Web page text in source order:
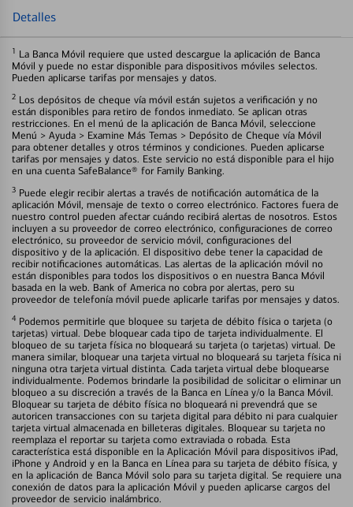
Detalles
1 La Banca Móvil requiere que usted descargue la aplicación de Banca
Móvil y puede no estar disponible para dispositivos móviles selectos.
Pueden aplicarse tarifas por mensajes y datos.
2 Los depósitos de cheque vía móvil están sujetos a verificación y no
están disponibles para retiro de fondos inmediato. Se aplican otras
restricciones. En el menú de la aplicación de Banca Móvil, seleccione
Menú > Ayuda > Examine Más Temas > Depósito de Cheque vía Móvil
para obtener detalles y otros términos y condiciones. Pueden aplicarse
tarifas por mensajes y datos. Este servicio no está disponible para el hijo
en una cuenta SafeBalance® for Family Banking.
3 Puede elegir recibir alertas a través de notificación automática de la
aplicación Móvil, mensaje de texto o correo electrónico. Factores fuera de
nuestro control pueden afectar cuándo recibirá alertas de nosotros. Estos
incluyen a su proveedor de correo electrónico, configuraciones de correo
electrónico, su proveedor de servicio móvil, configuraciones del
dispositivo y de la aplicación. El dispositivo debe tener la capacidad de
recibir notificaciones automáticas. Las alertas de la aplicación móvil no
están disponibles para todos los dispositivos o en nuestra Banca Móvil
basada en la web. Bank of America no cobra por alertas, pero su
proveedor de telefonía móvil puede aplicarle tarifas por mensajes y datos.
4 Podemos permitirle que bloquee su tarjeta de débito física o tarjeta (o
tarjetas) virtual. Debe bloquear cada tipo de tarjeta individualmente. El
bloqueo de su tarjeta física no bloqueará su tarjeta (o tarjetas) virtual. De
manera similar, bloquear una tarjeta virtual no bloqueará su tarjeta física ni
ninguna otra tarjeta virtual distinta. Cada tarjeta virtual debe bloquearse
individualmente. Podemos brindarle la posibilidad de solicitar o eliminar un
bloqueo a su discreción a través de la Banca en Línea y/o la Banca Móvil.
Bloquear su tarjeta de débito física no bloqueará ni prevendrá que se
autoricen transacciones con su tarjeta digital para débito ni para cualquier
tarjeta virtual almacenada en billeteras digitales. Bloquear su tarjeta no
reemplaza el reportar su tarjeta como extraviada o robada. Esta
característica está disponible en la Aplicación Móvil para dispositivos iPad,
iPhone y Android y en la Banca en Línea para su tarjeta de débito física, y
en la aplicación de Banca Móvil solo para su tarjeta digital. Se requiere una
conexión de datos para la aplicación Móvil y pueden aplicarse cargos del
proveedor de servicio inalámbrico.